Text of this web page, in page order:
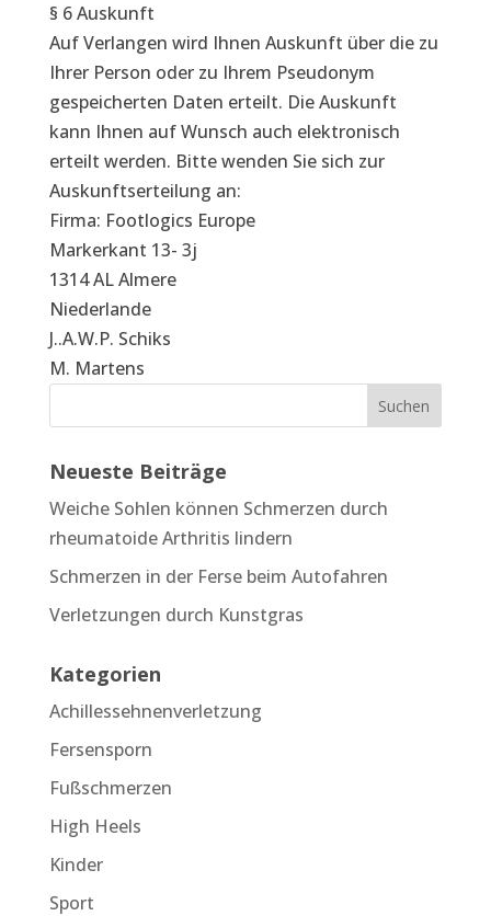
§ 6 Auskunft
Auf Verlangen wird Ihnen Auskunft über die zu
Ihrer Person oder zu Ihrem Pseudonym
gespeicherten Daten erteilt. Die Auskunft
kann Ihnen auf Wunsch auch elektronisch
erteilt werden. Bitte wenden Sie sich zur
Auskunftserteilung an:
Firma: Footlogics Europe
Markerkant 13- 3j
1314 AL Almere
Niederlande
J..A.W.P. Schiks
M. Martens
Neueste Beiträge
Weiche Sohlen können Schmerzen durch
rheumatoide Arthritis lindern
Schmerzen in der Ferse beim Autofahren
Verletzungen durch Kunstgras
Kategorien
Achillessehnenverletzung
Fersensporn
Fußschmerzen
High Heels
Kinder
Sport